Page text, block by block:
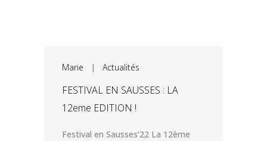
Marie | Actualités
FESTIVAL EN SAUSSES : LA
12eme EDITION !
Festival en Sausses’22 La 12ème